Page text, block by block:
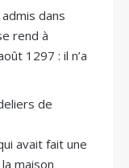
dans
rend à
1297 : il n’a
de
avait fait une
maison